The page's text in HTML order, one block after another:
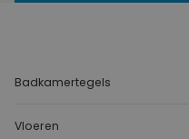
Badkamertegels
Vloeren